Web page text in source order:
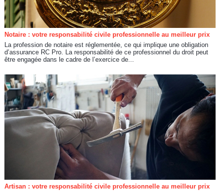
Notaire : votre responsabilité civile professionnelle au meilleur prix
La profession de notaire est réglementée, ce qui implique une obligation
d’assurance RC Pro. La responsabilité de ce professionnel du droit peut
être engagée dans le cadre de l’exercice de...
Artisan : votre responsabilité civile professionnelle au meilleur prix